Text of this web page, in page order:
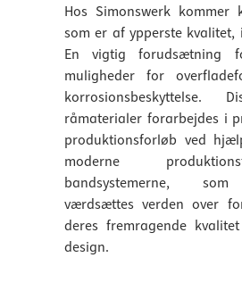
Hos Simonswerk kommer
som er af ypperste kvalitet,
En vigtig forudsætning
muligheder for
korrosionsbeskyttelse.
råmaterialer forarbejdes i
produktionsforløb ved
moderne
bandsystemerne, som
værdsættes verden over
deres fremragende
design.